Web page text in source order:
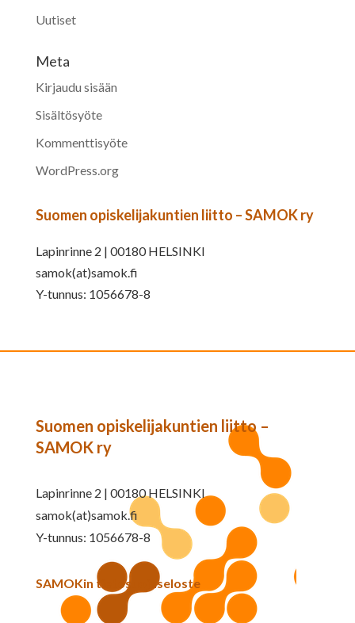
Uutiset
Meta
Kirjaudu sisään
Sisältösyöte
Kommenttisyöte
WordPress.org
Suomen opiskelijakuntien liitto – SAMOK ry
Lapinrinne 2 | 00180 HELSINKI
samok(at)samok.fi
Y-tunnus: 1056678-8
Suomen opiskelijakuntien liitto –
SAMOK ry
Lapinrinne 2 | 00180 HELSINKI
samok(at)samok.fi
Y-tunnus: 1056678-8
SAMOKin tietosuojaseloste